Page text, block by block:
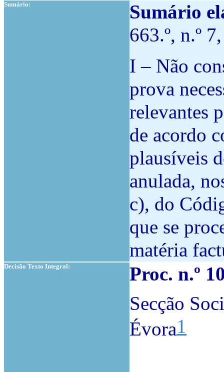
Sumário:
Sumário
663.º, n.º
I – Não
prova
relevantes
de acordo
plausíveis
anulada,
c), do
que se
matéria
Decisão Texto Integral:
Proc. n.º
Secção
Évora1